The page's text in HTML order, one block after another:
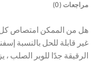
مراجعات (0)
هل من الممكن امتصاص كل
غير قابلة للحل بالنسبة
الرقيقة جدًا للوبر الصلب ،